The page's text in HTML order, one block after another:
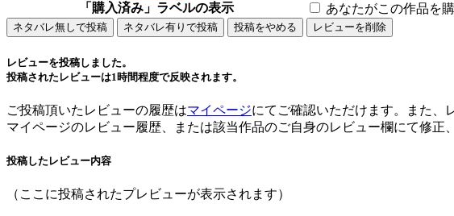
「購入済み」ラベルの表示 あなたがこの作品を
レビューを投稿しました。
投稿されたレビューは1時間程度で反映されます。
ご投稿頂いたレビューの履歴はマイページにてご確認いただけます。また、
マイページのレビュー履歴、または該当作品のご自身のレビュー欄にて修正
投稿したレビュー内容
（ここに投稿されたプレビューが表示されます）